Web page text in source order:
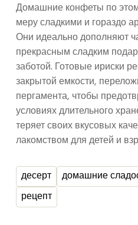
Домашние конфеты по
меру сладкими и гораздо
Они идеально дополняют
прекрасным сладким
заботой. Готовые ириски
закрытой емкости,
пергамента, чтобы
условиях длительного
теряет своих вкусовых
лакомством для детей и
десерт домашние
рецепт